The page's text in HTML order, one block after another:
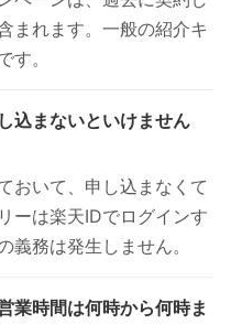
まれます。一般の紹介キ
す。
込まないといけません
おいて、申し込まなくて
ーは楽天IDでログインす
義務は発生しません。
時間は何時から何時ま